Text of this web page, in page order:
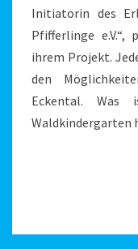
Initiatorin des
Pfifferlinge
ihrem Projekt.
den
Eckental. Was